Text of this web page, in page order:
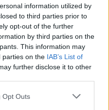
information utilized by
to third parties prior to
opt-out of the further
by third parties on the
This information may
parties on the IAB’s List of
further disclose it to other
uses one or more Google
Opt Outs